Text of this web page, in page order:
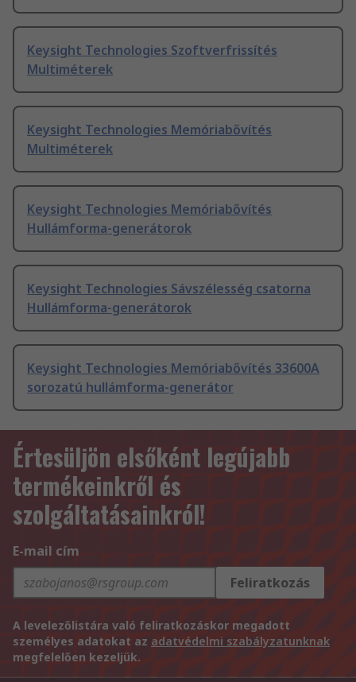
Keysight Technologies Szoftverfrissítés
Multiméterek
Keysight Technologies Memóriabővítés
Multiméterek
Keysight Technologies Memóriabővítés
Hullámforma-generátorok
Keysight Technologies Sávszélesség csatorna
Hullámforma-generátorok
Keysight Technologies Memóriabővítés 33600A
sorozatú hullámforma-generátor
Értesüljön elsőként legújabb
termékeinkről és
szolgáltatásainkról!
E-mail cím
Feliratkozás
A levelezőlistára való feliratkozáskor megadott
személyes adatokat az adatvédelmi szabályzatunknak
megfelelően kezeljük.